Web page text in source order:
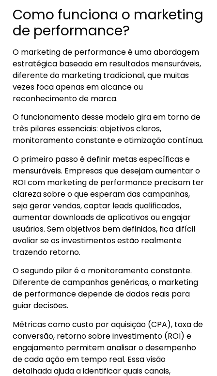
Como funciona o marketing
de performance?
O marketing de performance é uma abordagem
estratégica baseada em resultados mensuráveis,
diferente do marketing tradicional, que muitas
vezes foca apenas em alcance ou
reconhecimento de marca.
O funcionamento desse modelo gira em torno de
três pilares essenciais: objetivos claros,
monitoramento constante e otimização contínua.
O primeiro passo é definir metas específicas e
mensuráveis. Empresas que desejam aumentar o
ROI com marketing de performance precisam ter
clareza sobre o que esperam das campanhas,
seja gerar vendas, captar leads qualificados,
aumentar downloads de aplicativos ou engajar
usuários. Sem objetivos bem definidos, fica difícil
avaliar se os investimentos estão realmente
trazendo retorno.
O segundo pilar é o monitoramento constante.
Diferente de campanhas genéricas, o marketing
de performance depende de dados reais para
guiar decisões.
Métricas como custo por aquisição (CPA), taxa de
conversão, retorno sobre investimento (ROI) e
engajamento permitem analisar o desempenho
de cada ação em tempo real. Essa visão
detalhada ajuda a identificar quais canais,